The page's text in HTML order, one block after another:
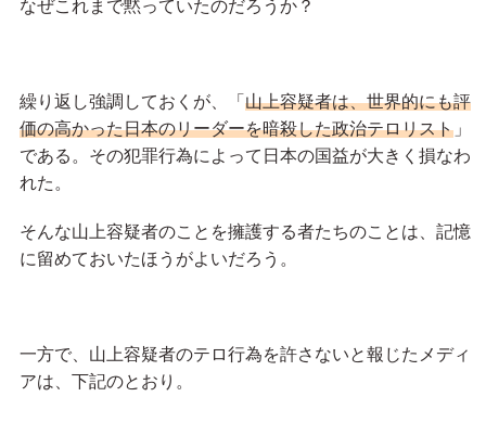
なぜこれまで黙っていたのだろうか？
繰り返し強調しておくが、「 山上容疑者は、世界的にも評
価の高かった日本のリーダーを暗殺した政治テロリスト」
である。その犯罪行為によって日本の国益が大きく損なわ
れた。
そんな山上容疑者のことを擁護する者たちのことは、記憶
に留めておいたほうがよいだろう。
一方で、山上容疑者のテロ行為を許さないと報じたメディ
アは、下記のとおり。